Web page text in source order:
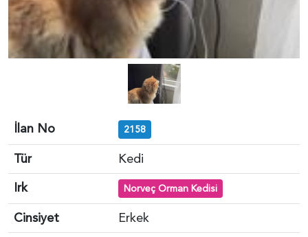
İlan No 2158
Tür
Kedi
Irk
Norveç Orman Kedisi
Cinsiyet
Erkek